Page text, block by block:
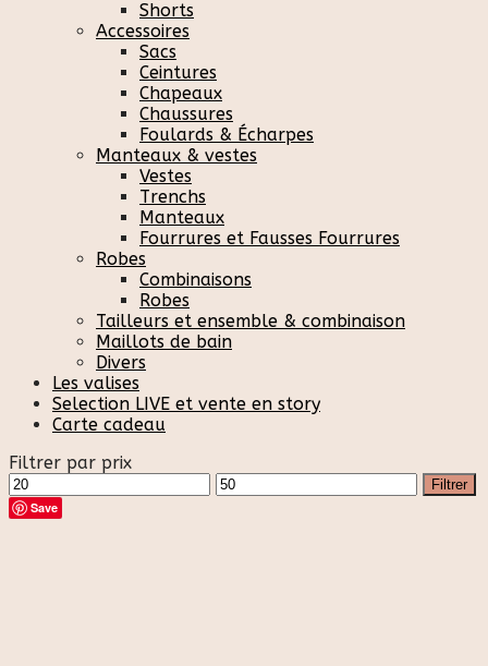
Shorts
Accessoires
Sacs
Ceintures
Chapeaux
Chaussures
Foulards & Écharpes
Manteaux & vestes
Vestes
Trenchs
Manteaux
Fourrures et Fausses Fourrures
Robes
Combinaisons
Robes
Tailleurs et ensemble & combinaison
Maillots de bain
Divers
Les valises
Selection LIVE et vente en story
Carte cadeau
Filtrer par prix
Prix
min
Prix
max
Filtrer
Save